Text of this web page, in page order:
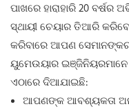
ପାଖରେ ହାରାହାରି 20 ବର୍ଷର
ସ୍ଥାୟୀ ଚେୟାର ତିଆରି
କରିବାରେ ଆପଣ
ୟୁମେଉୟାର
ଏଠାରେ ଦିଆଯାଇଛି:
ଆପଣଙ୍କ ଆବଶ୍ୟକତା